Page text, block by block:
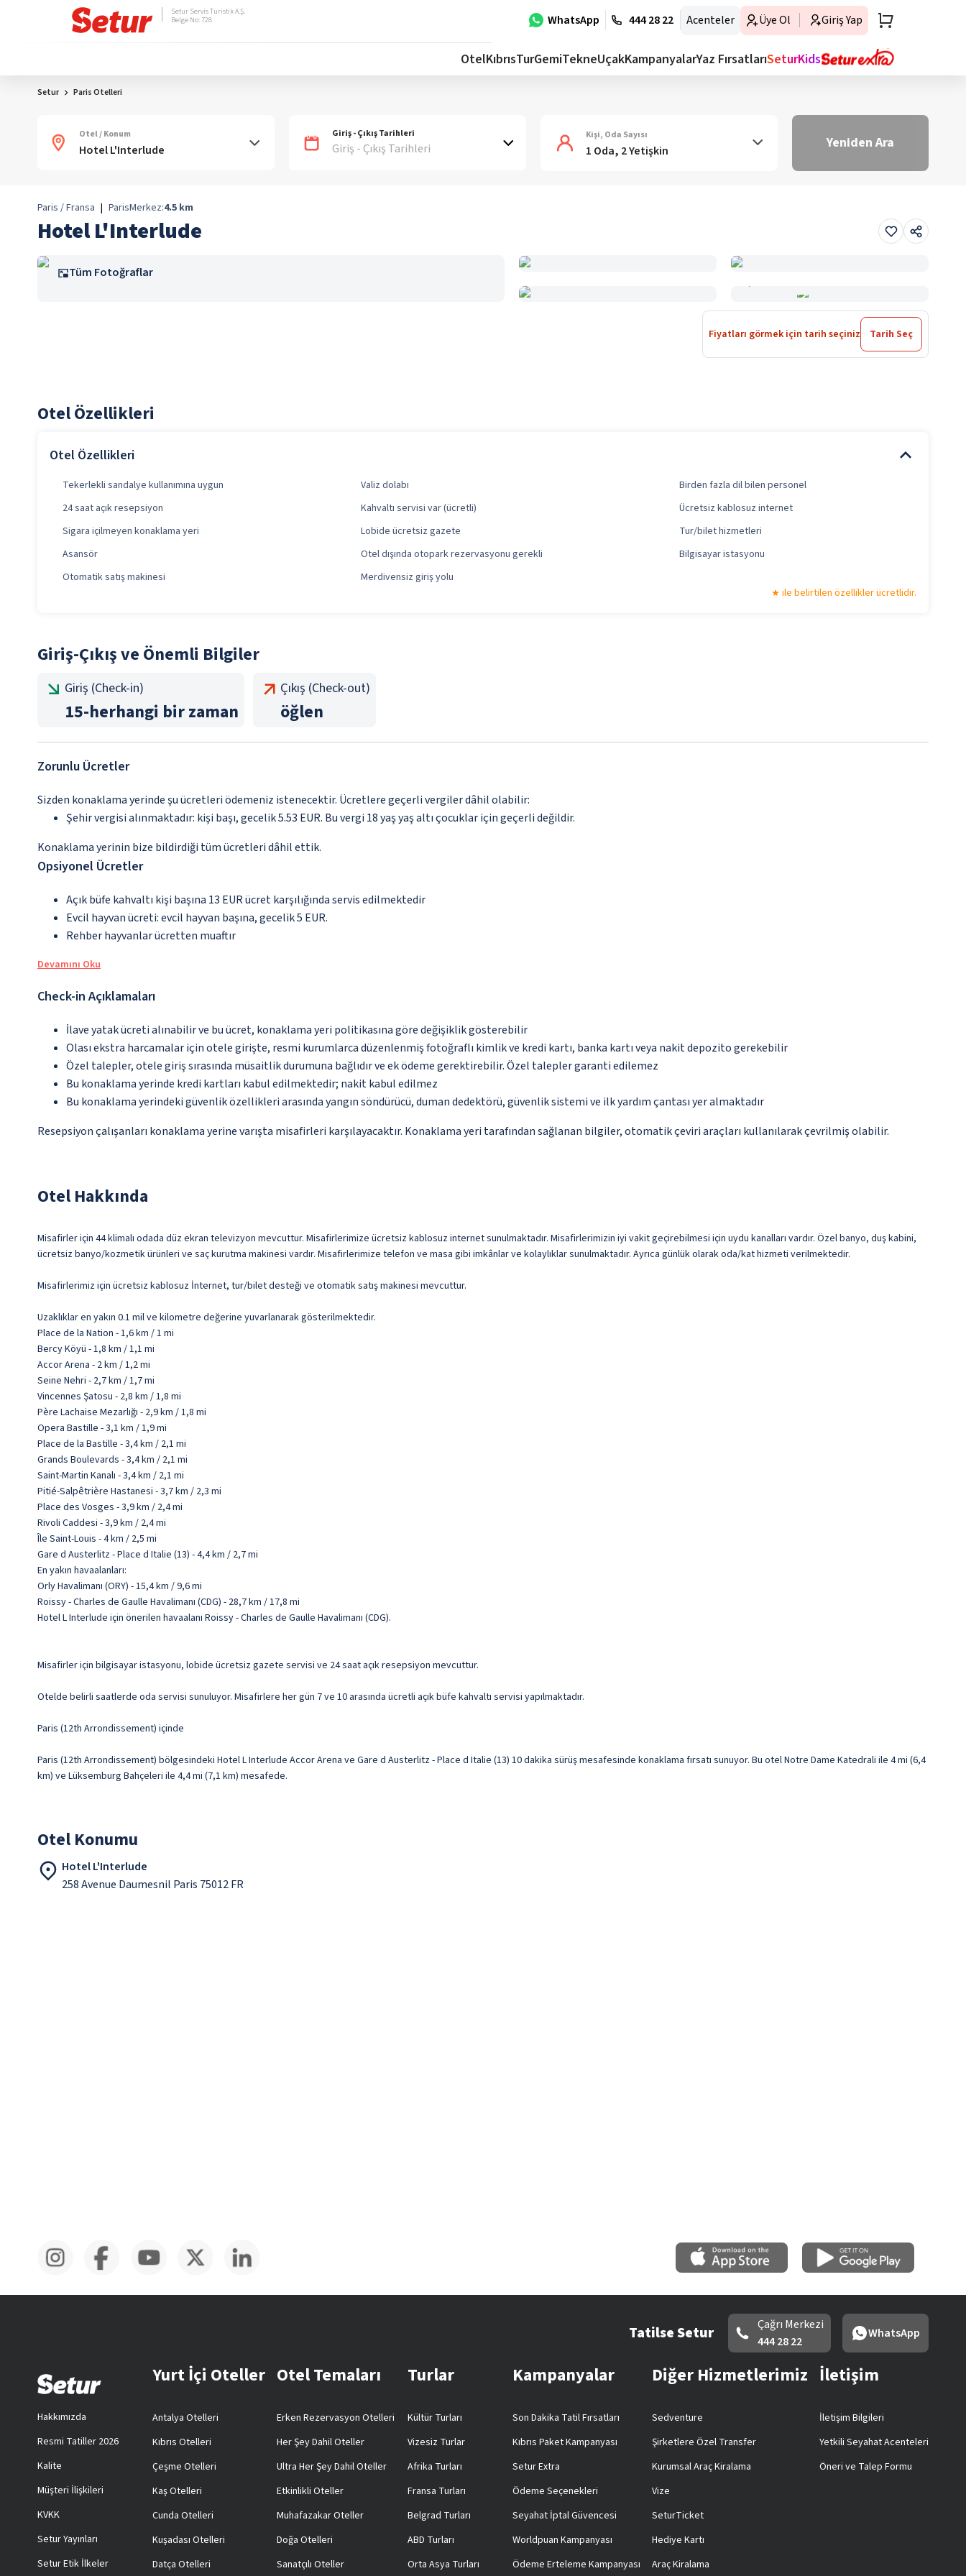
WhatsApp 444 28 22 Acenteler Üye Ol Giriş Yap
Setur Servis Turistik A.Ş.
Belge No: 728
OtelKıbrısTurGemiTekneUçakKampanyalarYaz FırsatlarıSeturKids
Setur Paris Otelleri
Otel / Konum Giriş - Çıkış Tarihleri
Giriş - Çıkış Tarihleri
Kişi, Oda Sayısı
1 Oda, 2 Yetişkin Yeniden Ara
Paris / Fransa | ParisMerkez:4.5 km
Hotel L'Interlude
Tüm Fotoğraflar
Fiyatları görmek için tarih seçiniz Tarih Seç
Otel Özellikleri
Otel Özellikleri
Tekerlekli sandalye kullanımına uygun Valiz dolabı
Birden fazla dil bilen personel
24 saat açık resepsiyon
Kahvaltı servisi var (ücretli)
Ücretsiz kablosuz internet
Sigara içilmeyen konaklama yeri
Lobide ücretsiz gazete
Tur/bilet hizmetleri
Asansör
Otel dışında otopark rezervasyonu gerekli
Bilgisayar istasyonu
Otomatik satış makinesi
Merdivensiz giriş yolu
ile belirtilen özellikler ücretlidir.
Giriş-Çıkış ve Önemli Bilgiler
Giriş (Check-in)
15-herhangi bir zaman
Çıkış (Check-out)
öğlen
Zorunlu Ücretler
Sizden konaklama yerinde şu ücretleri ödemeniz istenecektir. Ücretlere geçerli vergiler dâhil olabilir:
Şehir vergisi alınmaktadır: kişi başı, gecelik 5.53 EUR. Bu vergi 18 yaş yaş altı çocuklar için geçerli değildir.
Konaklama yerinin bize bildirdiği tüm ücretleri dâhil ettik.
Opsiyonel Ücretler
Açık büfe kahvaltı kişi başına 13 EUR ücret karşılığında servis edilmektedir
Evcil hayvan ücreti: evcil hayvan başına, gecelik 5 EUR.
Rehber hayvanlar ücretten muaftır
Devamını Oku
Check-in Açıklamaları
İlave yatak ücreti alınabilir ve bu ücret, konaklama yeri politikasına göre değişiklik gösterebilir
Olası ekstra harcamalar için otele girişte, resmi kurumlarca düzenlenmiş fotoğraflı kimlik ve kredi kartı, banka kartı veya nakit depozito gerekebilir
Özel talepler, otele giriş sırasında müsaitlik durumuna bağlıdır ve ek ödeme gerektirebilir. Özel talepler garanti edilemez
Bu konaklama yerinde kredi kartları kabul edilmektedir; nakit kabul edilmez
Bu konaklama yerindeki güvenlik özellikleri arasında yangın söndürücü, duman dedektörü, güvenlik sistemi ve ilk yardım çantası yer almaktadır
Resepsiyon çalışanları konaklama yerine varışta misafirleri karşılayacaktır. Konaklama yeri tarafından sağlanan bilgiler, otomatik çeviri araçları kullanılarak çevrilmiş olabilir.
Otel Hakkında
Misafirler için 44 klimalı odada düz ekran televizyon mevcuttur. Misafirlerimize ücretsiz kablosuz internet sunulmaktadır. Misafirlerimizin iyi vakit geçirebilmesi için uydu kanalları vardır. Özel banyo, duş kabini,
ücretsiz banyo/kozmetik ürünleri ve saç kurutma makinesi vardır. Misafirlerimize telefon ve masa gibi imkânlar ve kolaylıklar sunulmaktadır. Ayrıca günlük olarak oda/kat hizmeti verilmektedir.
Misafirlerimiz için ücretsiz kablosuz İnternet, tur/bilet desteği ve otomatik satış makinesi mevcuttur.
Uzaklıklar en yakın 0.1 mil ve kilometre değerine yuvarlanarak gösterilmektedir.
Place de la Nation - 1,6 km / 1 mi
Bercy Köyü - 1,8 km / 1,1 mi
Accor Arena - 2 km / 1,2 mi
Seine Nehri - 2,7 km / 1,7 mi
Vincennes Şatosu - 2,8 km / 1,8 mi
Père Lachaise Mezarlığı - 2,9 km / 1,8 mi
Opera Bastille - 3,1 km / 1,9 mi
Place de la Bastille - 3,4 km / 2,1 mi
Grands Boulevards - 3,4 km / 2,1 mi
Saint-Martin Kanalı - 3,4 km / 2,1 mi
Pitié-Salpêtrière Hastanesi - 3,7 km / 2,3 mi
Place des Vosges - 3,9 km / 2,4 mi
Rivoli Caddesi - 3,9 km / 2,4 mi
Île Saint-Louis - 4 km / 2,5 mi
Gare d Austerlitz - Place d Italie (13) - 4,4 km / 2,7 mi
En yakın havaalanları:
Orly Havalimanı (ORY) - 15,4 km / 9,6 mi
Roissy - Charles de Gaulle Havalimanı (CDG) - 28,7 km / 17,8 mi
Hotel L Interlude için önerilen havaalanı Roissy - Charles de Gaulle Havalimanı (CDG).
Misafirler için bilgisayar istasyonu, lobide ücretsiz gazete servisi ve 24 saat açık resepsiyon mevcuttur.
Otelde belirli saatlerde oda servisi sunuluyor. Misafirlere her gün 7 ve 10 arasında ücretli açık büfe kahvaltı servisi yapılmaktadır.
Paris (12th Arrondissement) içinde
Paris (12th Arrondissement) bölgesindeki Hotel L Interlude Accor Arena ve Gare d Austerlitz - Place d Italie (13) 10 dakika sürüş mesafesinde konaklama fırsatı sunuyor. Bu otel Notre Dame Katedrali ile 4 mi (6,4
km) ve Lüksemburg Bahçeleri ile 4,4 mi (7,1 km) mesafede.
Otel Konumu
Hotel L'Interlude
258 Avenue Daumesnil Paris 75012 FR
Tatilse Setur
Çağrı Merkezi
444 28 22
WhatsApp
Hakkımızda
Resmi Tatiller 2026
Kalite
Müşteri İlişkileri
KVKK
Setur Yayınları
Setur Etik İlkeler
Yurt İçi Oteller
Antalya Otelleri
Kıbrıs Otelleri
Çeşme Otelleri
Kaş Otelleri
Cunda Otelleri
Kuşadası Otelleri
Datça Otelleri
Otel Temaları
Erken Rezervasyon Otelleri
Her Şey Dahil Oteller
Ultra Her Şey Dahil Oteller
Etkinlikli Oteller
Muhafazakar Oteller
Doğa Otelleri
Sanatçılı Oteller
Turlar
Kültür Turları
Vizesiz Turlar
Afrika Turları
Fransa Turları
Belgrad Turları
ABD Turları
Orta Asya Turları
Kampanyalar
Son Dakika Tatil Fırsatları
Kıbrıs Paket Kampanyası
Setur Extra
Ödeme Seçenekleri
Seyahat İptal Güvencesi
Worldpuan Kampanyası
Ödeme Erteleme Kampanyası
Diğer Hizmetlerimiz
Sedventure
Şirketlere Özel Transfer
Kurumsal Araç Kiralama
Vize
SeturTicket
Hediye Kartı
Araç Kiralama
İletişim
İletişim Bilgileri
Yetkili Seyahat Acenteleri
Öneri ve Talep Formu